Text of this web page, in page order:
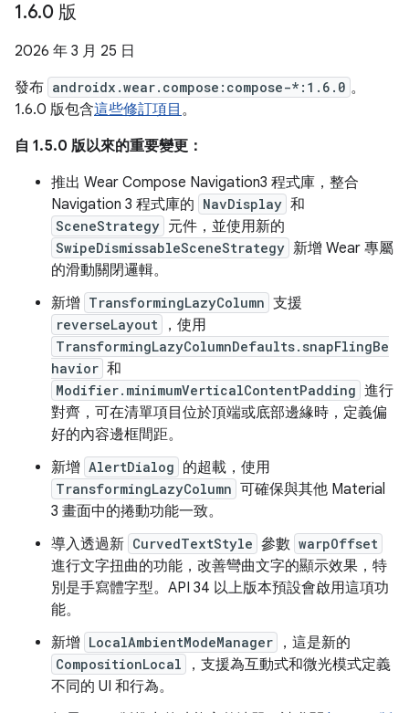
1.6.0 版
2026 年 3 月 25 日
發布 androidx.wear.compose:compose-*:1.6.0 。
1.6.0 版包含這些修訂項目 。
自 1.5.0 版以來的重要變更：
推出 Wear Compose Navigation3 程式庫，整合
Navigation 3 程式庫的 NavDisplay 和
SceneStrategy 元件，並使用新的
SwipeDismissableSceneStrategy 新增 Wear 專屬
的滑動關閉邏輯。
新增 TransformingLazyColumn 支援
reverseLayout ，使用
TransformingLazyColumnDefaults.snapFlingBe
havior 和
Modifier.minimumVerticalContentPadding 進行
對齊，可在清單項目位於頂端或底部邊緣時，定義偏
好的內容邊框間距。
新增 AlertDialog 的超載，使用
TransformingLazyColumn 可確保與其他 Material
3 畫面中的捲動功能一致。
導入透過新 CurvedTextStyle 參數 warpOffset
進行文字扭曲的功能，改善彎曲文字的顯示效果，特
別是手寫體字型。API 34 以上版本預設會啟用這項功
能。
新增 LocalAmbientModeManager ，這是新的
CompositionLocal
，支援為互動式和微光模式定義
不同的 UI 和行為。